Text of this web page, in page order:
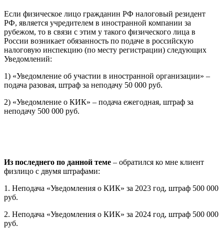
Если физическое лицо гражданин РФ налоговый резидент
РФ, является учредителем в иностранной компании за
рубежом, то в связи с этим у такого физического лица в
России возникает обязанность по подаче в российскую
налоговую инспекцию (по месту регистрации) следующих
Уведомлений:
1) «Уведомление об участии в иностранной организации» –
подача разовая, штраф за неподачу 50 000 руб.
2) «Уведомление о КИК» – подача ежегодная, штраф за
неподачу 500 000 руб.
Из последнего по данной теме – обратился ко мне клиент
физлицо с двумя штрафами:
1. Неподача «Уведомления о КИК» за 2023 год, штраф 500 000
руб.
2. Неподача «Уведомления о КИК» за 2024 год, штраф 500 000
руб.